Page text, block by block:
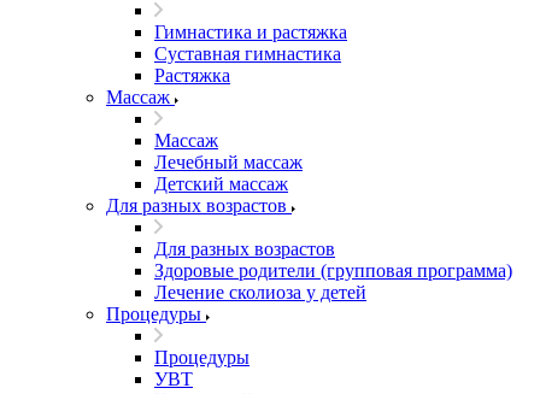
Гимнастика и растяжка
Суставная гимнастика
Растяжка
Массаж
Массаж
Лечебный массаж
Детский массаж
Для разных возрастов
Для разных возрастов
Здоровые родители (групповая программа)
Лечение сколиоза у детей
Процедуры
Процедуры
УВТ